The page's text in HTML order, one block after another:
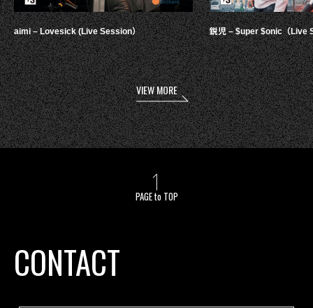
aimi – Lovesick (Live Session） 鋭児 – $uper $onic（Live
VIEW MORE
PAGE to TOP
CONTACT